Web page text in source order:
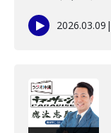
2026.03.09 |